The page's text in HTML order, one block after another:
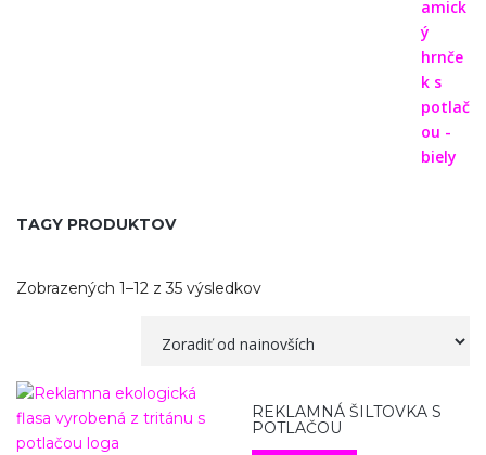
TAGY PRODUKTOV
Zobrazených 1–12 z 35 výsledkov
REKLAMNÁ ŠILTOVKA S
POTLAČOU